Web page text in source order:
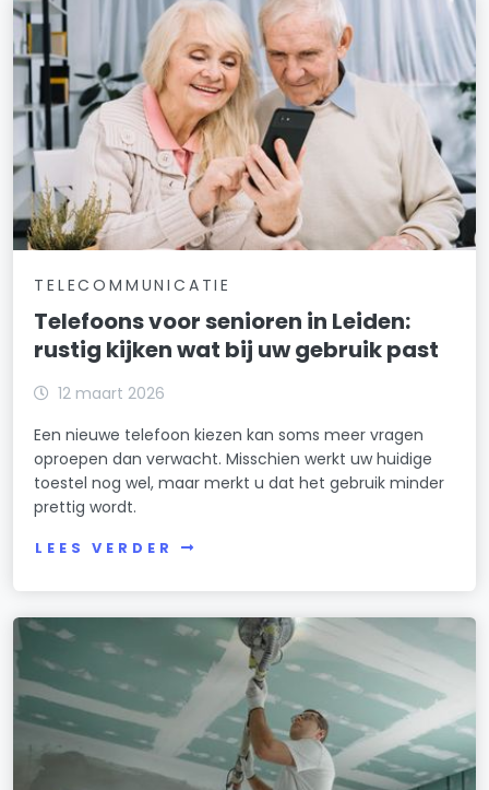
TELECOMMUNICATIE
Telefoons voor senioren in Leiden:
rustig kijken wat bij uw gebruik past
12 maart 2026
Een nieuwe telefoon kiezen kan soms meer vragen
oproepen dan verwacht. Misschien werkt uw huidige
toestel nog wel, maar merkt u dat het gebruik minder
prettig wordt.
LEES VERDER